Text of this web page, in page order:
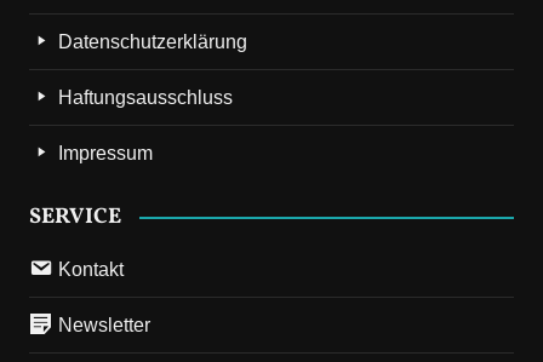
Datenschutzerklärung
Haftungsausschluss
Impressum
SERVICE
Kontakt
Newsletter